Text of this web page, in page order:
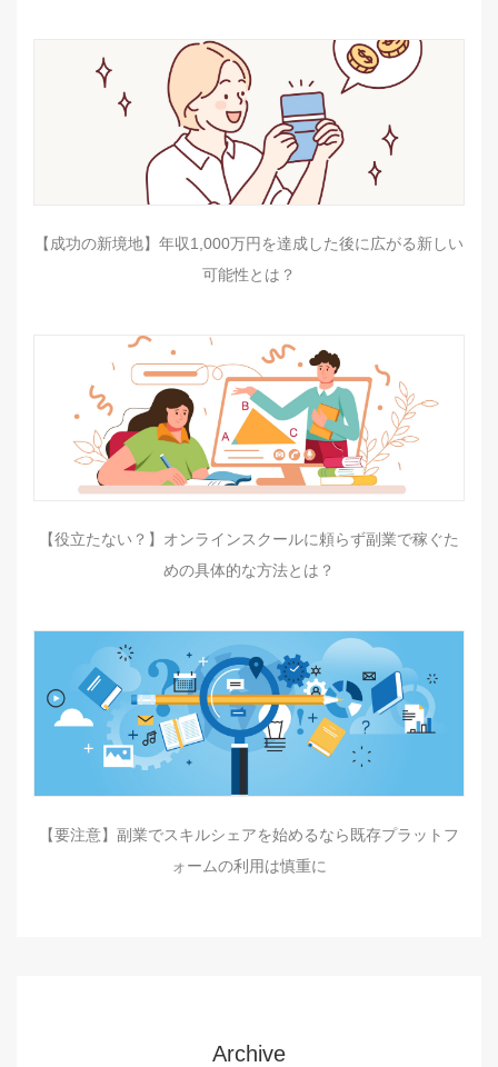
【成功の新境地】年収1,000万円を達成した後に広がる新しい
可能性とは？
【役立たない？】オンラインスクールに頼らず副業で稼ぐた
めの具体的な方法とは？
【要注意】副業でスキルシェアを始めるなら既存プラットフ
ォームの利用は慎重に
Archive